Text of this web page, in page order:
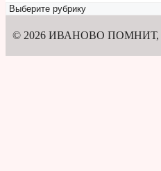
Рубрикатор
© 2026 ИВАНОВО ПОМНИТ,